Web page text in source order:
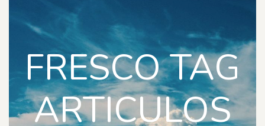
FRESCO TAG
ARTICULOS